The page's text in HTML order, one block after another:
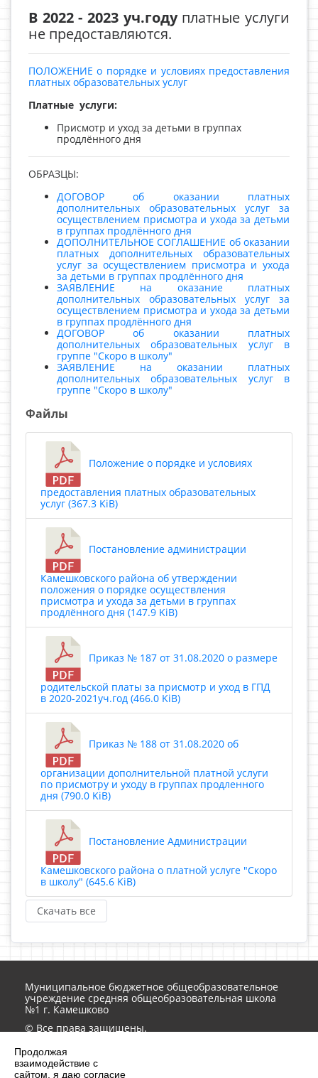
Продолжая
взаимодействие с
сайтом, я даю согласие
В 2022 - 2023 уч.годуплатные услуги
не предоставляются.
ПОЛОЖЕНИЕ о порядке и условиях предоставления
платных образовательных услуг
Платные услуги:
Присмотр и уход за детьми в группах
продлённого дня
ОБРАЗЦЫ:
ДОГОВОР об оказании платных
дополнительных образовательных услуг за
осуществлением присмотра и ухода за детьми
в группах продлённого дня
ДОПОЛНИТЕЛЬНОЕ СОГЛАШЕНИЕ об оказании
платных дополнительных образовательных
услуг за осуществлением присмотра и ухода
за детьми в группах продлённого дня
ЗАЯВЛЕНИЕ на оказание платных
дополнительных образовательных услуг за
осуществлением присмотра и ухода за детьми
в группах продлённого дня
ДОГОВОР об оказании платных
дополнительных образовательных услуг в
группе "Скоро в школу"
ЗАЯВЛЕНИЕ на оказании платных
дополнительных образовательных услуг в
группе "Скоро в школу"
Файлы
Положение о порядке и условиях
предоставления платных образовательных
услуг (367.3 KiB)
Постановление администрации
Камешковского района об утверждении
положения о порядке осуществления
присмотра и ухода за детьми в группах
продлённого дня (147.9 KiB)
Приказ № 187 от 31.08.2020 о размере
родительской платы за присмотр и уход в ГПД
в 2020-2021уч.год (466.0 KiB)
Приказ № 188 от 31.08.2020 об
организации дополнительной платной услуги
по присмотру и уходу в группах продленного
дня (790.0 KiB)
Постановление Администрации
Камешковского района о платной услуге "Скоро
в школу" (645.6 KiB)
Скачать все
Муниципальное бюджетное общеобразовательное
учреждение средняя общеобразовательная школа
№1 г. Камешково
© Все права защищены.
Обработка персональных данных на сайте ведется в
соответствии152-ФЗ
Контактная информация